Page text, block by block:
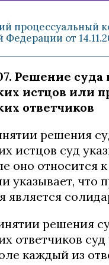
процессуальный
Федерации от
Решение суда
истцов или
ответчиков
решения
истцов суд
оно относится
указывает, что
является
решения
ответчиков суд
каждый из